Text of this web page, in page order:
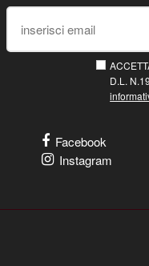
D.L.
Facebook
Instagram